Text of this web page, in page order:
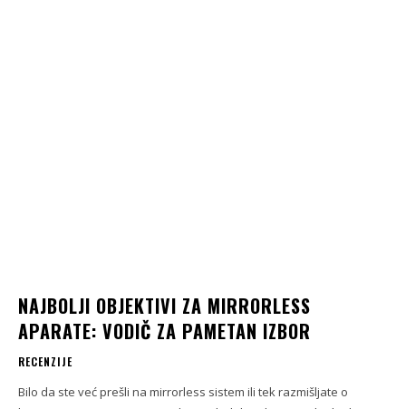
NAJBOLJI OBJEKTIVI ZA MIRRORLESS
APARATE: VODIČ ZA PAMETAN IZBOR
RECENZIJE
Bilo da ste već prešli na mirrorless sistem ili tek razmišljate o